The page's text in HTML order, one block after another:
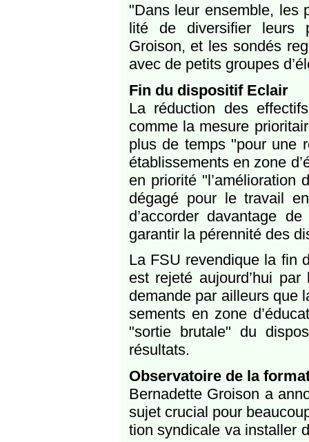
"Dans leur ensemble, les
lité de diver­si­fier leurs
Groison, et les son­dés
avec de petits groupes
Fin du dis­po­si­tif Eclair
La réduc­tion des
comme la mesure
plus de temps "pour une
établis­se­ments en zone
en prio­rité "l’amélioration
dégagé pour le tra­vail
d’accorder davan­tage
garan­tir la péren­nité des
La FSU reven­dique la fin
est rejeté aujourd’hui
demande par ailleurs que
se­ments en zone
"sor­tie bru­tale" du
résultats.
Observatoire de la
Bernadette Groison a
sujet cru­cial pour
tion syn­di­cale va ins­tal­ler